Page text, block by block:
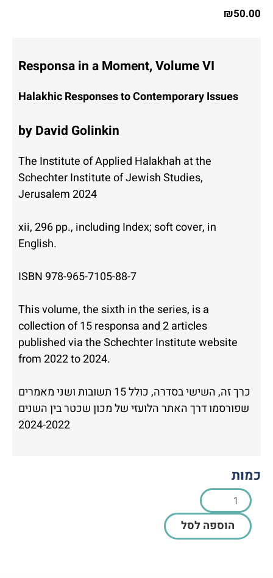
₪50.00
Responsa in a Moment, Volume VI
Halakhic Responses to Contemporary Issues
by David Golinkin
The Institute of Applied Halakhah at the
Schechter Institute of Jewish Studies,
Jerusalem 2024
xii, 296 pp., including Index; soft cover, in
English.
ISBN 978-965-7105-88-7
This volume, the sixth in the series, is a
collection of 15 responsa and 2 articles
published via the Schechter Institute website
from 2022 to 2024.
כרך זה, השישי בסדרה, כולל 15 תשובות ושני מאמרים
שפורסמו דרך האתר הלועזי של מכון שכטר בין השנים
2024-2022
כמות
הוספה לסל